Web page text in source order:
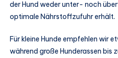
der Hund weder unter- noch
optimale Nährstoffzufuhr erhält.
Für kleine Hunde empfehlen wir
während große Hunderassen bis